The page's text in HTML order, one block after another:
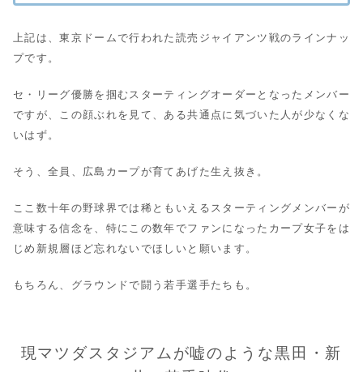
上記は、東京ドームで行われた読売ジャイアンツ戦のラインナッ
プです。
セ・リーグ優勝を掴むスターティングオーダーとなったメンバー
ですが、この顔ぶれを見て、ある共通点に気づいた人が少なくな
いはず。
そう、全員、広島カープが育てあげた生え抜き。
ここ数十年の野球界では稀ともいえるスターティングメンバーが
意味する信念を、特にこの数年でファンになったカープ女子をは
じめ新規層ほど忘れないでほしいと願います。
もちろん、グラウンドで闘う若手選手たちも。
現マツダスタジアムが嘘のような黒田・新